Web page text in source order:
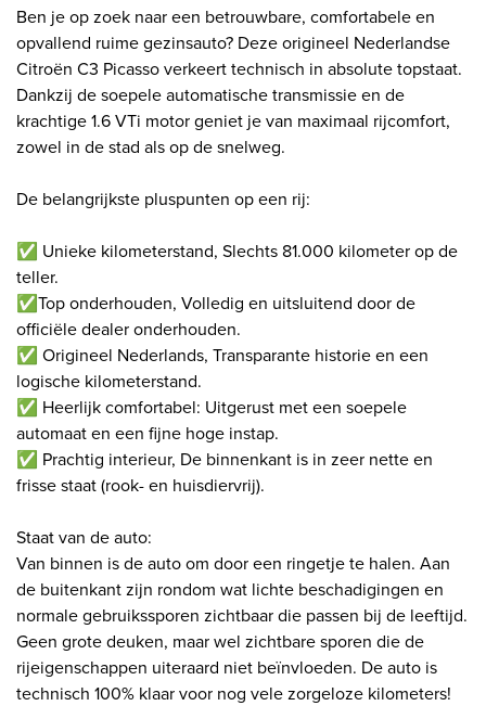
Ben je op zoek naar een betrouwbare, comfortabele en
opvallend ruime gezinsauto? Deze origineel Nederlandse
Citroën C3 Picasso verkeert technisch in absolute topstaat.
Dankzij de soepele automatische transmissie en de
krachtige 1.6 VTi motor geniet je van maximaal rijcomfort,
zowel in de stad als op de snelweg.
De belangrijkste pluspunten op een rij:
✅ Unieke kilometerstand, Slechts 81.000 kilometer op de
teller.
✅Top onderhouden, Volledig en uitsluitend door de
officiële dealer onderhouden.
✅ Origineel Nederlands, Transparante historie en een
logische kilometerstand.
✅ Heerlijk comfortabel: Uitgerust met een soepele
automaat en een fijne hoge instap.
✅ Prachtig interieur, De binnenkant is in zeer nette en
frisse staat (rook- en huisdiervrij).
Staat van de auto:
Van binnen is de auto om door een ringetje te halen. Aan
de buitenkant zijn rondom wat lichte beschadigingen en
normale gebruikssporen zichtbaar die passen bij de leeftijd.
Geen grote deuken, maar wel zichtbare sporen die de
rijeigenschappen uiteraard niet beïnvloeden. De auto is
technisch 100% klaar voor nog vele zorgeloze kilometers!